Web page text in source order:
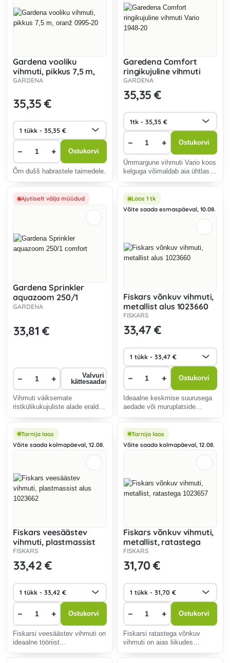
Gardena vooliku
vihmuti, pikkus 7,5 m,
oranž 0995-20
GARDENA
35,35 €
− + Ostukorvi
Õrn dušš habrastele taimedele.
Garedena Comfort
ringikujuline vihmuti
Vario 1948-20
GARDENA
35,35 €
− + Ostukorvi
Ümmargune vihmuti Vario koos
kelguga võimaldab aia ühtlast
Ajutiselt välja müüdud
Gardena Sprinkler
aquazoom 250/1
comfort
GARDENA
33,81 €
− +
Valvuri
kättesaadavus
Vihmuti väiksemate
ristkülikukujuliste alade eraldi
Laos 1 tk
Võite saada esmaspäeval, 10.08.
Fiskars võnkuv vihmuti,
metallist alus 1023660
FISKARS
33,47 €
− + Ostukorvi
Ideaalne keskmise suurusega
aedade või muruplatside
Tarnija laos
Võite saada kolmapäeval, 12.08.
Fiskars veesäästev
vihmuti, plastmassist
alus 1023662
FISKARS
33,42 €
− + Ostukorvi
Fiskarsi veesäästev vihmuti on
ideaalne tööriist
Tarnija laos
Võite saada kolmapäeval, 12.08.
Fiskars võnkuv vihmuti,
metallist, ratastega
1023657
FISKARS
31,70 €
− + Ostukorvi
Fiskarsi ratastega võnkuv
vihmuti on aias liikudes